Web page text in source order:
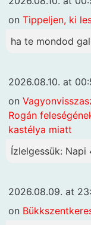
on Tippeljen, ki
ha te mondod
2026.08.10. at
on
Rogán
kastélya miatt
Ízlelgessük:
2026.08.09. at
on